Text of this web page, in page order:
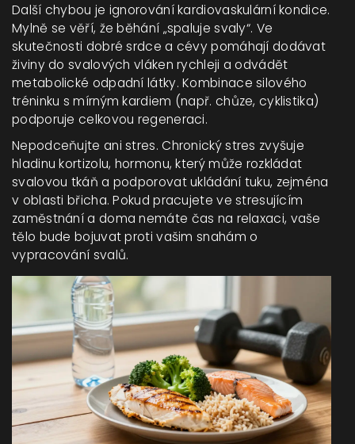
Další chybou je ignorování kardiovaskulární kondice.
Mylně se věří, že běhání „spaluje svaly“. Ve
skutečnosti dobré srdce a cévy pomáhají dodávat
živiny do svalových vláken rychleji a odvádět
metabolické odpadní látky. Kombinace silového
tréninku s mírným kardiem (např. chůze, cyklistika)
podporuje celkovou regeneraci.
Nepodceňujte ani stres. Chronický stres zvyšuje
hladinu kortizolu, hormonu, který může rozkládat
svalovou tkáň a podporovat ukládání tuku, zejména
v oblasti břicha. Pokud pracujete ve stresujícím
zaměstnání a doma nemáte čas na relaxaci, vaše
tělo bude bojuvat proti vašim snahám o
vypracování svalů.